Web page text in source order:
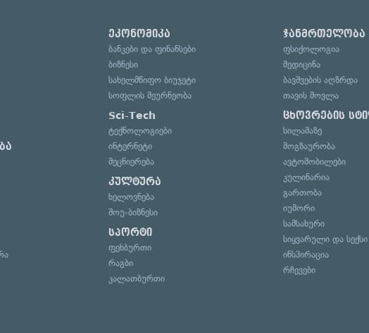
ეკონომიკა
ბანკები და ფინანსები
ბიზნესი
სახელმწიფო ბიუჯეტი
სოფლის მეურნეობა
Sci-Tech
ტექნოლოგიები
ინტერნეტი
მეცნიერება
კულტურა
ხელოვნება
შოუ-ბიზნესი
სპორტი
ფეხბურთი
რაგბი
კალათბურთი
ჯანმრთელობა
ფსიქოლოგია
მედიცინა
ბავშვების აღზრდა
თავის მოვლა
ცხოვრების
სილამაზე
მოგზაურობა
ავტომობილები
კულინარია
გართობა
იუმორი
სამსახური
სიყვარული და სექსი
ინსპირაცია
რჩევები